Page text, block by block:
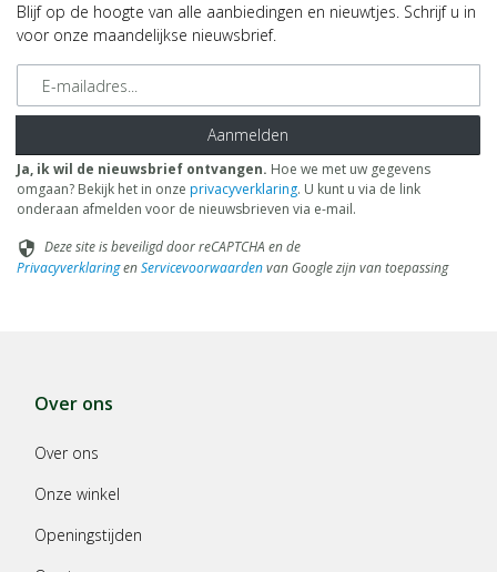
Blijf op de hoogte van alle aanbiedingen en nieuwtjes. Schrijf u in
voor onze maandelijkse nieuwsbrief.
E-mailadres
Aanmelden
Ja, ik wil de nieuwsbrief ontvangen. Hoe we met uw gegevens
omgaan? Bekijk het in onze privacyverklaring. U kunt u via de link
onderaan afmelden voor de nieuwsbrieven via e-mail.
security Deze site is beveiligd door reCAPTCHA en de
PrivacyverklaringenServicevoorwaardenvan Google zijn van toepassing
Over ons
Over ons
Onze winkel
Openingstijden